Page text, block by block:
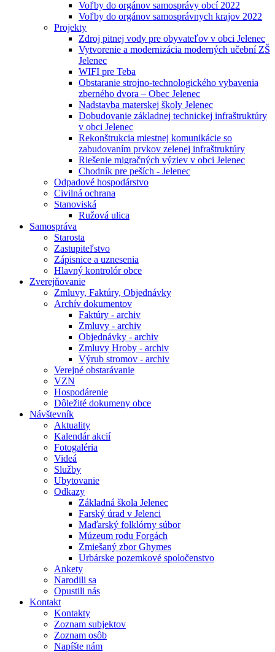
Voľby do orgánov samosprávy obcí 2022
Voľby do orgánov samosprávnych krajov 2022
Projekty
Zdroj pitnej vody pre obyvateľov v obci Jelenec
Vytvorenie a modernizácia moderných učební ZŠ
Jelenec
WIFI pre Teba
Obstaranie strojno-technologického vybavenia
zberného dvora – Obec Jelenec
Nadstavba materskej školy Jelenec
Dobudovanie základnej technickej infraštruktúry
v obci Jelenec
Rekonštrukcia miestnej komunikácie so
zabudovaním prvkov zelenej infraštruktúry
Riešenie migračných výziev v obci Jelenec
Chodník pre peších - Jelenec
Odpadové hospodárstvo
Civilná ochrana
Stanoviská
Ružová ulica
Samospráva
Starosta
Zastupiteľstvo
Zápisnice a uznesenia
Hlavný kontrolór obce
Zverejňovanie
Zmluvy, Faktúry, Objednávky
Archív dokumentov
Faktúry - archiv
Zmluvy - archiv
Objednávky - archiv
Zmluvy Hroby - archiv
Výrub stromov - archiv
Verejné obstarávanie
VZN
Hospodárenie
Dôležité dokumeny obce
Návštevník
Aktuality
Kalendár akcií
Fotogaléria
Videá
Služby
Ubytovanie
Odkazy
Základná škola Jelenec
Farský úrad v Jelenci
Maďarský folklórny súbor
Múzeum rodu Forgách
Zmiešaný zbor Ghymes
Urbárske pozemkové spoločenstvo
Ankety
Narodili sa
Opustili nás
Kontakt
Kontakty
Zoznam subjektov
Zoznam osôb
Napíšte nám